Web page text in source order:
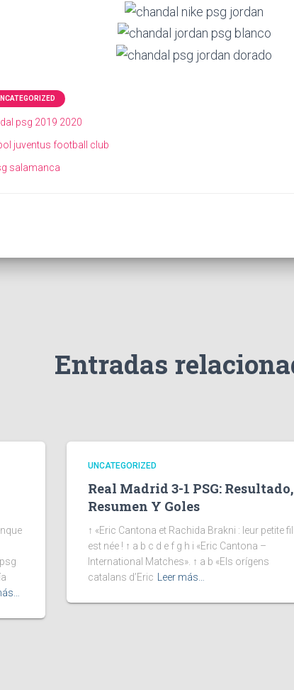
psg 2019 2020
juventus football club
salamanca
Entradas
UNCATEGORIZED
Real Madrid 3-1 PSG: Resultado,
Resumen Y Goles
↑ «Eric Cantona et Rachida Brakni : leur petite
est née ! ↑ a b c d e f g h i «Eric Cantona –
International Matches». ↑ a b «Els orígens
catalans d’Eric
Leer más…